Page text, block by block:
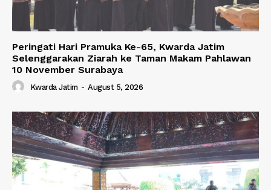
Peringati Hari Pramuka Ke-65, Kwarda Jatim
Selenggarakan Ziarah ke Taman Makam Pahlawan
10 November Surabaya
Kwarda Jatim - August 5, 2026